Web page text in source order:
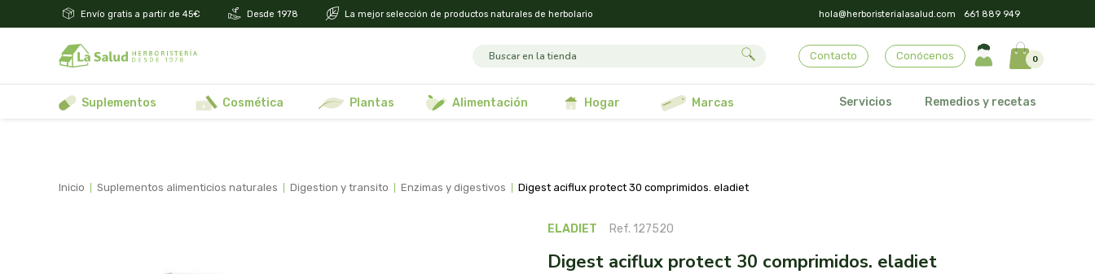
Envío gratis a partir de 45€ Desde 1978 La mejor selección de productos naturales de herbolario hola@herboristerialasalud.com 661 889 949
Contacto Conócenos 0
suplementos cosmética plantas alimentación hogar marcas Servicios Remedios y recetas
inicio suplementos alimenticios naturales digestion y transito enzimas y digestivos digest aciflux protect 30 comprimidos. eladiet
ELADIET Ref. 127520
digest aciflux protect 30 comprimidos. eladiet